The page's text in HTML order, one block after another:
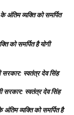
अंतिम व्यक्ति को समर्पित
को समर्पित है योगी
सरकार: स्वतंत्र देव सिंह
सरकार: स्वतंत्र देव सिंह
व्यक्ति को समर्पित है